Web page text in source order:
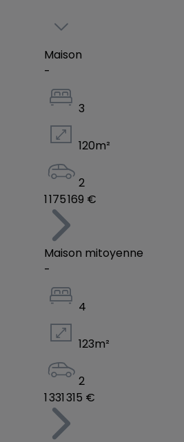
Maison
-
3
120m²
2
1 175 169 €
Maison mitoyenne
-
4
123m²
2
1 331 315 €